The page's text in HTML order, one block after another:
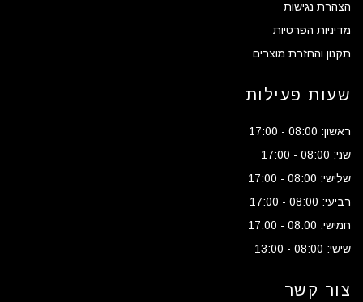
הצהרת נגישות
מדיניות הפרטיות
תקנון והחזרת מוצרים
שעות פעילות
ראשון: 08:00 - 17:00
שני: 08:00 - 17:00
שלישי: 08:00 - 17:00
רביעי: 08:00 - 17:00
חמישי: 08:00 - 17:00
שישי: 08:00 - 13:00
צור קשר